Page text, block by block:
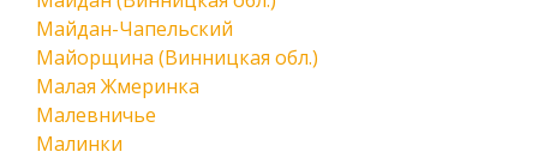
Майдан-Чапельский
Майорщина (Винницкая обл.)
Малая Жмеринка
Малевничье
Малинки